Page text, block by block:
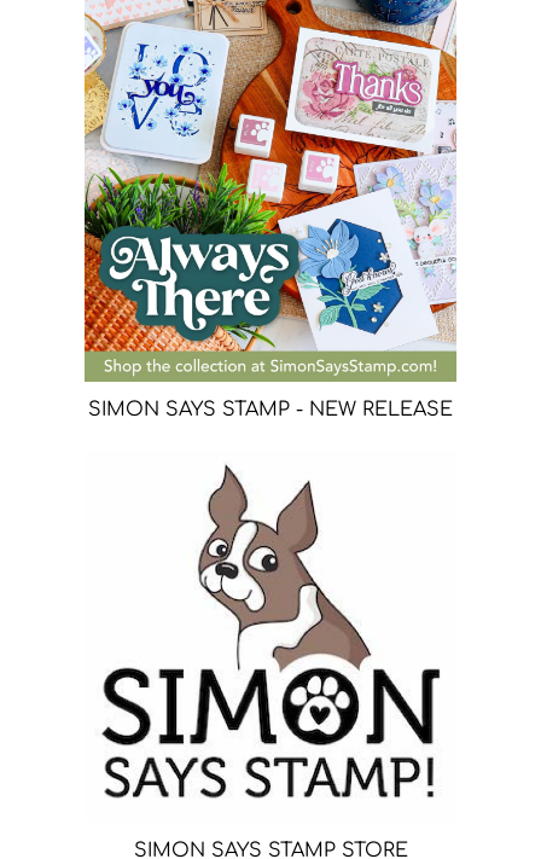
SIMON SAYS STAMP - NEW RELEASE
SIMON SAYS STAMP STORE